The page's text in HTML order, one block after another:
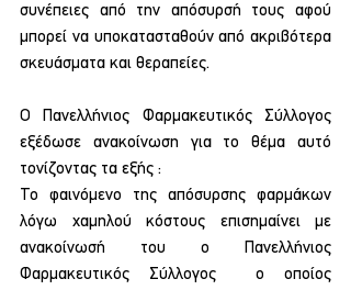
συνέπειες από την απόσυρσή τους αφού
μπορεί να υποκατασταθούν από ακριβότερα
σκευάσματα και θεραπείες.
Ο Πανελλήνιος Φαρμακευτικός Σύλλογος
εξέδωσε ανακοίνωση για το θέμα αυτό
τονίζοντας τα εξής :
Το φαινόμενο της απόσυρσης φαρμάκων
λόγω χαμηλού κόστους επισημαίνει με
ανακοίνωσή του ο Πανελλήνιος
Φαρμακευτικός Σύλλογος  ο οποίος